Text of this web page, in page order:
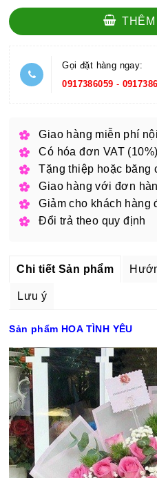
THÊM
Gọi đặt hàng ngay:
0917386059 -
Giao hàng miễn phí
Có hóa đơn VAT (10%)
Tặng thiệp hoặc băng
Giao hàng với đơn
Đổi trả theo quy định
Chi tiết Sản phẩm
Lưu ý
Sản phẩm HOA TÌNH YÊU